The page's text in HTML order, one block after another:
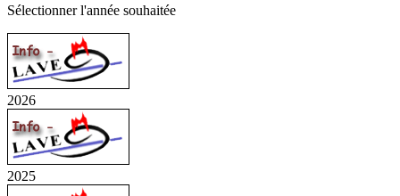
Sélectionner l'année souhaitée
2026
2025